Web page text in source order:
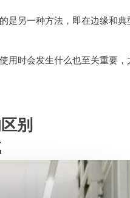
是另一种方法，即在边缘和典
用时会发生什么也至关重要，
别